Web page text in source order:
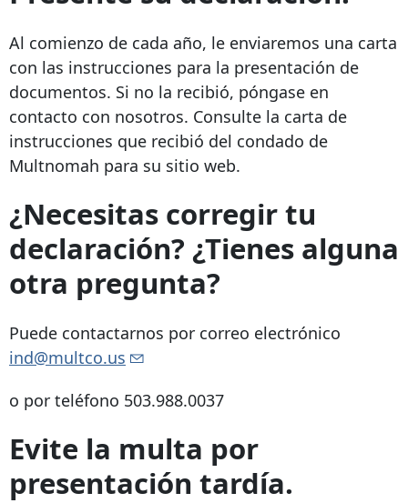
Al comienzo de cada año, le enviaremos una carta
con las instrucciones para la presentación de
documentos. Si no la recibió, póngase en
contacto con nosotros. Consulte la carta de
instrucciones que recibió del condado de
Multnomah para su sitio web.
¿Necesitas corregir tu
declaración? ¿Tienes alguna
otra pregunta?
Puede contactarnos por correo electrónico
ind@multco.us
o por teléfono 503.988.0037
Evite la multa por
presentación tardía.